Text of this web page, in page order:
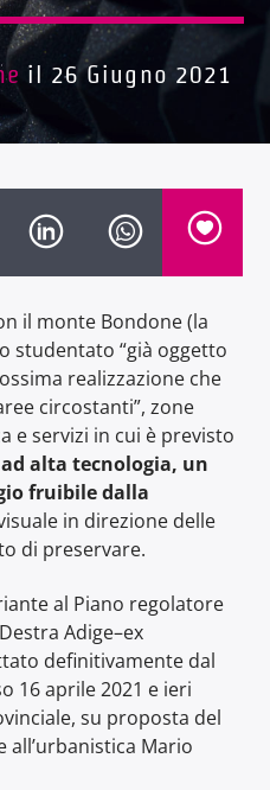
il 26 Giugno 2021
il monte Bondone (la
studentato “già oggetto
realizzazione che
circostanti”, zone
e servizi in cui è previsto
alta tecnologia, un
fruibile dalla
in direzione delle
di preservare.
al Piano regolatore
Adige–ex
definitivamente dal
16 aprile 2021 e ieri
su proposta del
all’urbanistica Mario